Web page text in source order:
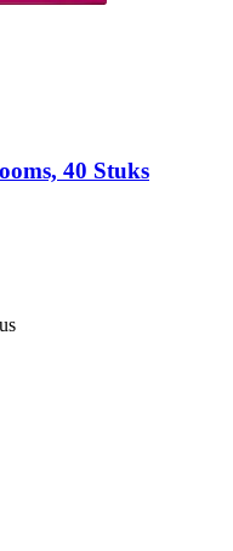
40 Stuks